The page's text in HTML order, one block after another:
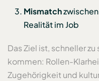
Mismatch
Realität im Job
Das Ziel ist, schneller
kommen: Rollen-
Zugehörigkeit und